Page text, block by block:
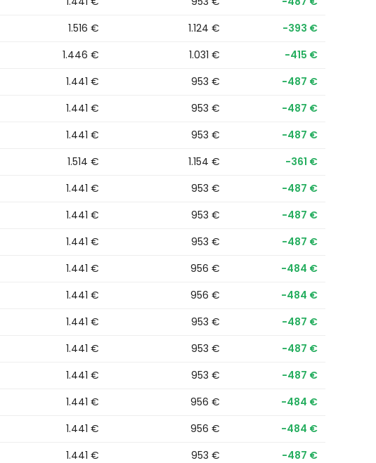
1.516 € 1.124 €
−393 €
1.446 € 1.031 €
−415 €
1.441 € 953 €
−487 €
1.441 € 953 €
−487 €
1.441 € 953 €
−487 €
1.514 € 1.154 €
−361 €
1.441 € 953 €
−487 €
1.441 € 953 €
−487 €
1.441 € 953 €
−487 €
1.441 € 956 €
−484 €
1.441 € 956 €
−484 €
1.441 € 953 €
−487 €
1.441 € 953 €
−487 €
1.441 € 953 €
−487 €
1.441 € 956 €
−484 €
1.441 € 956 €
−484 €
1.441 € 953 € −487 €